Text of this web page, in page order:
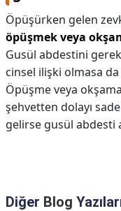
Öpüşürken gelen
öpüşmek veya
Gusül abdestini
cinsel ilişki olmasa
Öpüşme veya
şehvetten dolayı
gelirse gusül abdesti
Diğer Blog